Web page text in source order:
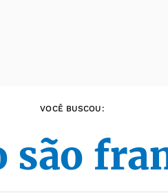
VOCÊ BUSCOU:
são